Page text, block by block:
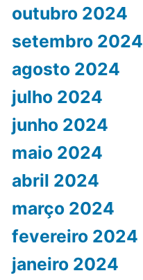
outubro 2024
setembro 2024
agosto 2024
julho 2024
junho 2024
maio 2024
abril 2024
março 2024
fevereiro 2024
janeiro 2024